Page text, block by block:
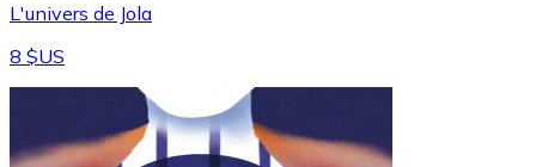
L'univers de Jola
8 $US